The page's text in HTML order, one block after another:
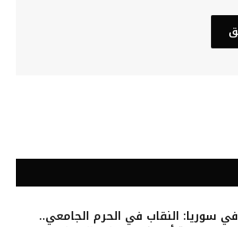
في سوريا: النقاب في الحرم الجامعي..